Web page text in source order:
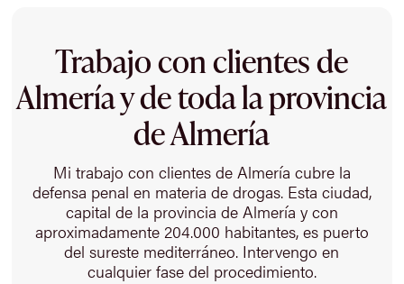
Trabajo con clientes de
Almería y de toda la provincia
de Almería
Mi trabajo con clientes de Almería cubre la
defensa penal en materia de drogas. Esta ciudad,
capital de la provincia de Almería y con
aproximadamente 204.000 habitantes, es puerto
del sureste mediterráneo. Intervengo en
cualquier fase del procedimiento.